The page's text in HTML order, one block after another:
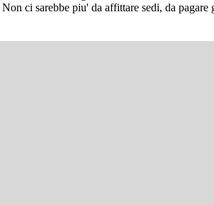
ci sarebbe piu' da affittare sedi, da